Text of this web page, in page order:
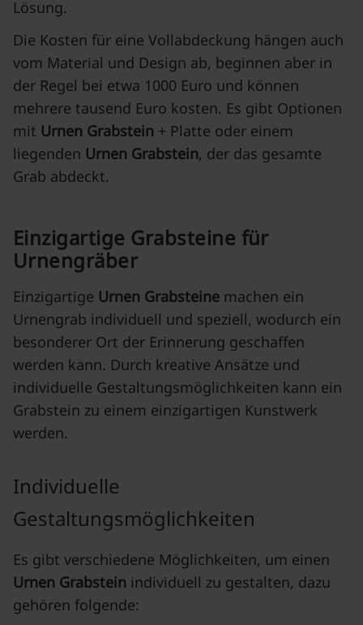
Lösung.
Die Kosten für eine Vollabdeckung hängen auch
vom Material und Design ab, beginnen aber in
der Regel bei etwa 1000 Euro und können
mehrere tausend Euro kosten. Es gibt Optionen
mit Urnen Grabstein + Platte oder einem
liegenden Urnen Grabstein, der das gesamte
Grab abdeckt.
Einzigartige Grabsteine für
Urnengräber
Einzigartige Urnen Grabsteine machen ein
Urnengrab individuell und speziell, wodurch ein
besonderer Ort der Erinnerung geschaffen
werden kann. Durch kreative Ansätze und
individuelle Gestaltungsmöglichkeiten kann ein
Grabstein zu einem einzigartigen Kunstwerk
werden.
Individuelle
Gestaltungsmöglichkeiten
Es gibt verschiedene Möglichkeiten, um einen
Urnen Grabstein individuell zu gestalten, dazu
gehören folgende: